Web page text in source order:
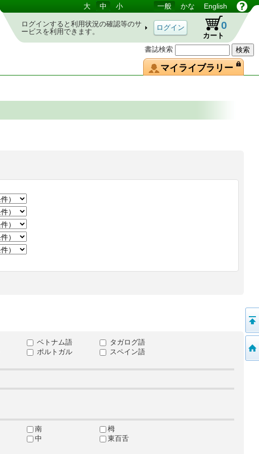
書誌検索
大 中 小 一般 かな English
ログインすると利用状況の確認等のサ
ービスを利用できます。
カート
0
マイライブラリー
ベトナム語
タガログ語
ポルトガル
スペイン語
南
栂
中
東百舌